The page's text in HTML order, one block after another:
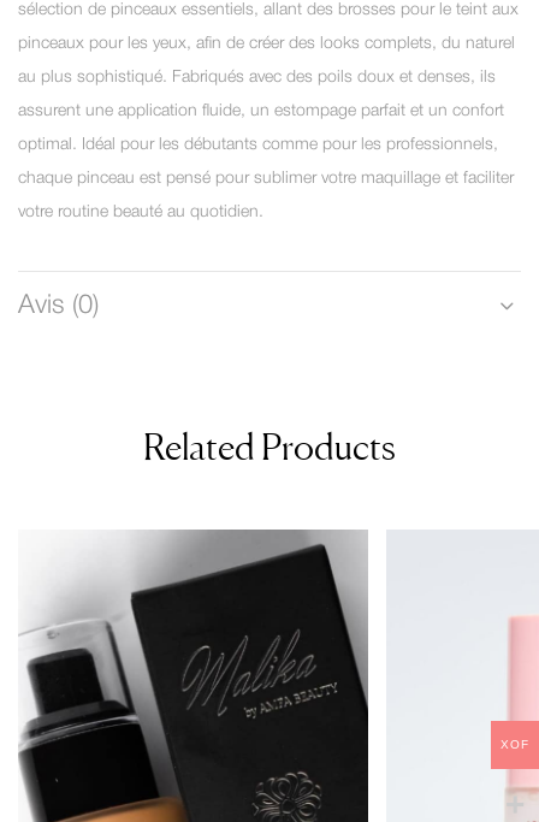
sélection de pinceaux essentiels, allant des brosses pour le teint aux
pinceaux pour les yeux, afin de créer des looks complets, du naturel
au plus sophistiqué. Fabriqués avec des poils doux et denses, ils
assurent une application fluide, un estompage parfait et un confort
optimal. Idéal pour les débutants comme pour les professionnels,
chaque pinceau est pensé pour sublimer votre maquillage et faciliter
votre routine beauté au quotidien.
Avis (0)
Related Products
XOF